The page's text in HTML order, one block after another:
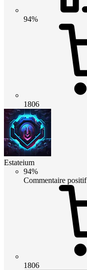
94%
1806
Estateium
94%
Commentaire positif
1806